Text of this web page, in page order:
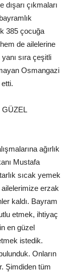
çıkmaları
385 çocuğa
de ailelerine
sıra çeşitli
Osmangazi
ağırlık
Mustafa
sıcak yemek
ailelerimize erzak
kaldı. Bayram
etmek, ihtiyaç
en güzel
istedik.
Onların
Şimdiden tüm